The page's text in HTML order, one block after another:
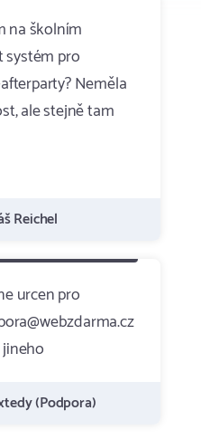
na školním
systém pro
Neměla
ale stejně tam
Reichel
urcen pro
(Podpora)